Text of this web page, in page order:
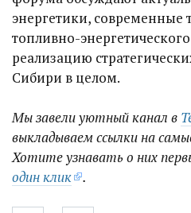
энергетики, современные
топливно-
реализацию
Сибири в целом.
Мы завели уютный канал в
выкладываем ссылки на
Хотите узнавать о них
один клик
.